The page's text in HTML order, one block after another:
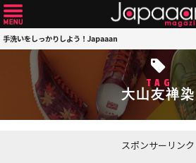
手洗いをしっかりしよう！Japaaan
TAG
大山友禅染
スポンサーリンク